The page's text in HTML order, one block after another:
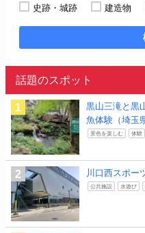
史跡・城跡
建造物
話題のスポット
黒山三滝と黒
魚体験（埼玉
景色を楽しむ 体験
川口西スポー
公共施設 水遊び